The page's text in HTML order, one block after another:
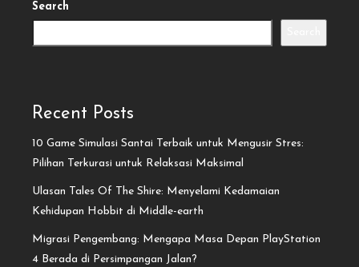
Search
Recent Posts
10 Game Simulasi Santai Terbaik untuk Mengusir Stres:
Pilihan Terkurasi untuk Relaksasi Maksimal
Ulasan Tales Of The Shire: Menyelami Kedamaian
Kehidupan Hobbit di Middle-earth
Migrasi Pengembang: Mengapa Masa Depan PlayStation
4 Berada di Persimpangan Jalan?